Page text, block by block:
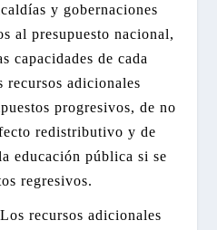
y gobernaciones
al presupuesto nacional,
capacidades de cada
adicionales
progresivos, de no
redistributivo y de
educación pública si se
regresivos.
recursos adicionales